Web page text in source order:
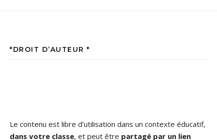
*DROIT D’AUTEUR *
Le contenu est libre d’utilisation dans un contexte éducatif,
dans votre classe, et peut être partagé par un lien